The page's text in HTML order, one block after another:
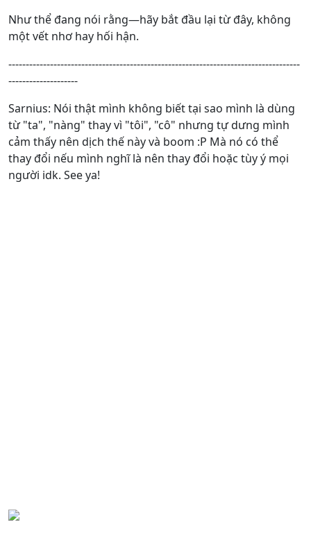
Như thể đang nói rằng—hãy bắt đầu lại từ đây, không
một vết nhơ hay hối hận.
------------------------------------------------------------------------------------
--------------------
Sarnius: Nói thật mình không biết tại sao mình là dùng
từ "ta", "nàng" thay vì "tôi", "cô" nhưng tự dưng mình
cảm thấy nên dịch thế này và boom :P Mà nó có thể
thay đổi nếu mình nghĩ là nên thay đổi hoặc tùy ý mọi
người idk. See ya!